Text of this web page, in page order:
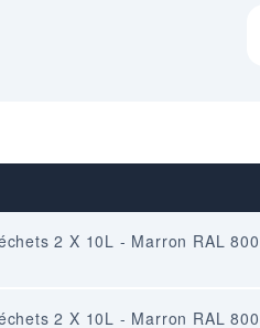
2 X 10L - Marron RAL
2 X 10L - Marron RAL